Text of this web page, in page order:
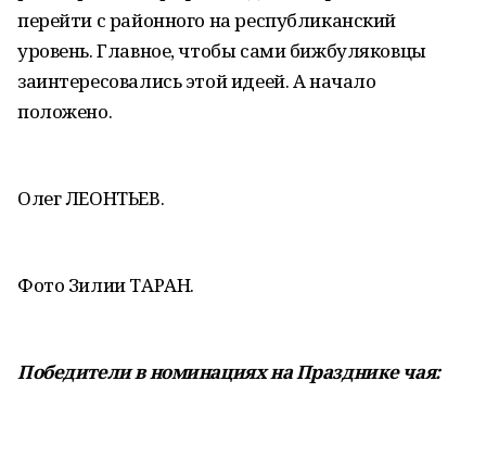
перейти с районного на республиканский
уровень. Главное, чтобы сами бижбуляковцы
заинтересовались этой идеей. А начало
положено.
Олег ЛЕОНТЬЕВ.
Фото Зилии ТАРАН.
Победители в номинациях на Празднике чая: